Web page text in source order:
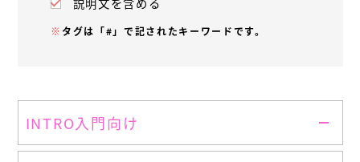
※ タグは「#」で記されたキーワードです。
INTRO入門向け